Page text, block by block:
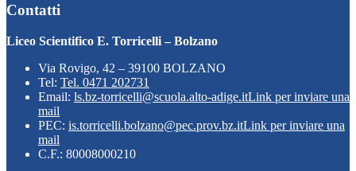
Contatti
Liceo Scientifico E. Torricelli – Bolzano
Via Rovigo, 42 – 39100 BOLZANO
Tel: Tel. 0471 202731
Email: ls.bz-torricelli@scuola.alto-adige.itLink per inviare una
mail
PEC: is.torricelli.bolzano@pec.prov.bz.itLink per inviare una
mail
C.F.: 80008000210